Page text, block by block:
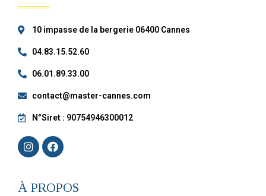
10 impasse de la bergerie 06400 Cannes
04.83.15.52.60
06.01.89.33.00
contact@master-cannes.com
N°Siret : 90754946300012
À PROPOS